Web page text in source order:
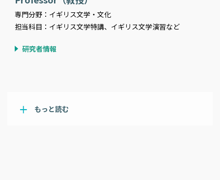
専門分野：イギリス文学・文化
担当科目：イギリス文学特講、イギリス文学演習など
研究者情報
もっと読む